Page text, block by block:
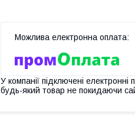
У компанії підключені
будь-який товар не покидаючи